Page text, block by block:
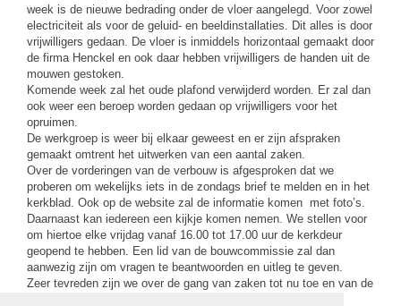
week is de nieuwe bedrading onder de vloer aangelegd. Voor zowel
electriciteit als voor de geluid- en beeldinstallaties. Dit alles is door
vrijwilligers gedaan. De vloer is inmiddels horizontaal gemaakt door
de firma Henckel en ook daar hebben vrijwilligers de handen uit de
mouwen gestoken.
Komende week zal het oude plafond verwijderd worden. Er zal dan
ook weer een beroep worden gedaan op vrijwilligers voor het
opruimen.
De werkgroep is weer bij elkaar geweest en er zijn afspraken
gemaakt omtrent het uitwerken van een aantal zaken.
Over de vorderingen van de verbouw is afgesproken dat we
proberen om wekelijks iets in de zondags brief te melden en in het
kerkblad. Ook op de website zal de informatie komen met foto’s.
Daarnaast kan iedereen een kijkje komen nemen. We stellen voor
om hiertoe elke vrijdag vanaf 16.00 tot 17.00 uur de kerkdeur
geopend te hebben. Een lid van de bouwcommissie zal dan
aanwezig zijn om vragen te beantwoorden en uitleg te geven.
Zeer tevreden zijn we over de gang van zaken tot nu toe en van de